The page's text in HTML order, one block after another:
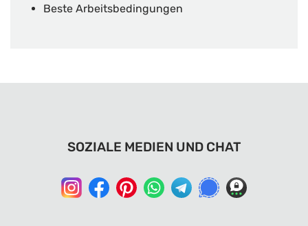
Beste Arbeitsbedingungen
SOZIALE MEDIEN UND CHAT